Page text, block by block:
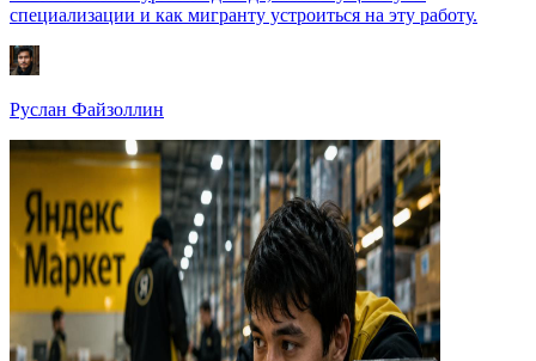
специализации и как мигранту устроиться на эту работу.
Руслан Файзоллин